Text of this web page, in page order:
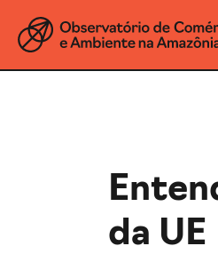
da UE